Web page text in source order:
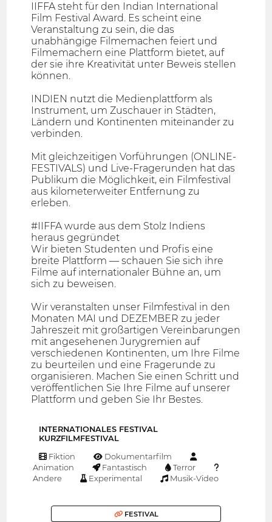
IIFFA steht für den Indian International
Film Festival Award. Es scheint eine
Veranstaltung zu sein, die das
unabhängige Filmemachen feiert und
Filmemachern eine Plattform bietet, auf
der sie ihre Kreativität unter Beweis stellen
können.
INDIEN nutzt die Medienplattform als
Instrument, um Zuschauer in Städten,
Ländern und Kontinenten miteinander zu
verbinden.
Mit gleichzeitigen Vorführungen (ONLINE-
FESTIVALS) und Live-Fragerunden hat das
Publikum die Möglichkeit, ein Filmfestival
aus kilometerweiter Entfernung zu
erleben.
#IIFFA wurde aus dem Stolz Indiens
heraus gegründet
Wir bieten Studenten und Profis eine
breite Plattform — schauen Sie sich ihre
Filme auf internationaler Bühne an, um
sich zu beweisen.
Wir veranstalten unser Filmfestival in den
Monaten MAI und DEZEMBER zu jeder
Jahreszeit mit großartigen Vereinbarungen
mit angesehenen Jurygremien auf
verschiedenen Kontinenten, um Ihre Filme
zu beurteilen und eine Fragerunde zu
organisieren. Machen Sie einen Schritt und
veröffentlichen Sie Ihre Filme auf unserer
Plattform und geben Sie Ihr Bestes.
INTERNATIONALES FESTIVAL
KURZFILMFESTIVAL
Fiktion
Dokumentarfilm
Animation
Fantastisch
Terror
Andere
Experimental Musik-Video
FESTIVAL